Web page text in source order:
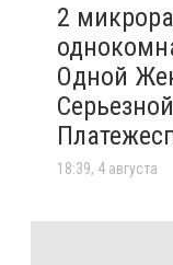
2
Одной
18:39, 4 августа